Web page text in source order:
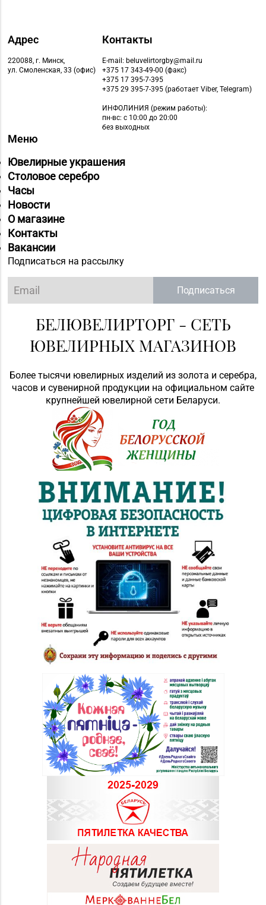
Адрес
220088, г. Минск,
ул. Смоленская, 33 (офис)
Контакты
E-mail: beluvelirtorgby@mail.ru
+375 17 343-49-00 (факс)
+375 17 395-7-395
+375 29 395-7-395 (работает Viber, Telegram)
ИНФОЛИНИЯ (режим работы):
пн-вс: с 10:00 до 20:00
без выходных
Меню
Ювелирные украшения
Столовое серебро
Часы
Новости
О магазине
Контакты
Вакансии
Подписаться на рассылку
Подписаться
БЕЛЮВЕЛИРТОРГ - СЕТЬ
ЮВЕЛИРНЫХ МАГАЗИНОВ
Более тысячи ювелирных изделий из золота и серебра,
часов и сувенирной продукции на официальном сайте
крупнейшей ювелирной сети Беларуси.